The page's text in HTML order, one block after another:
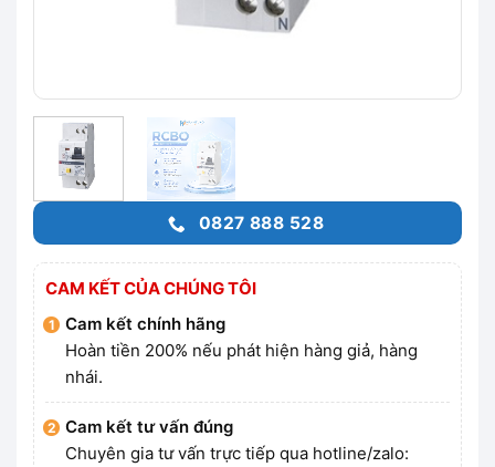
0827 888 528
CAM KẾT CỦA CHÚNG TÔI
Cam kết chính hãng
Hoàn tiền 200% nếu phát hiện hàng giả, hàng
nhái.
Cam kết tư vấn đúng
Chuyên gia tư vấn trực tiếp qua hotline/zalo: